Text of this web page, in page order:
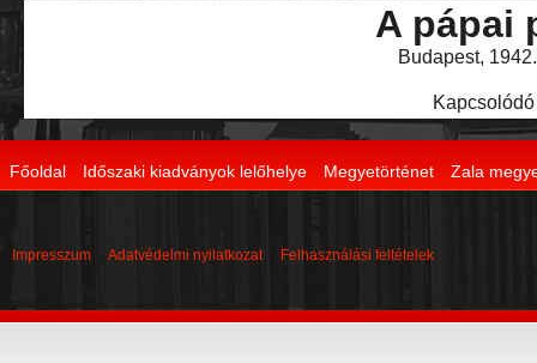
A pápai
Budapest,
Főoldal Időszaki kiadványok lelőhelye Megyetörténet Zala
Impresszum Adatvédelmi nyilatkozat Felhasználási feltételek